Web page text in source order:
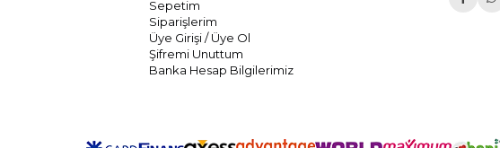
Sepetim
Siparişlerim
Üye Girişi / Üye Ol
Şifremi Unuttum
Banka Hesap Bilgilerimiz